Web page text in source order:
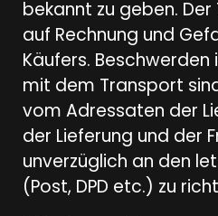
bekannt zu geben.
auf Rechnung und
Käufers.
mit dem Transport
vom Adressaten der
der Lieferung und der
unverzüglich an den
(Post, DPD etc.) zu